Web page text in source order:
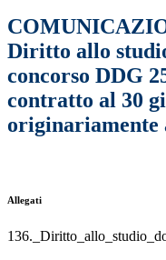
Diritto allo
concorso DDG
contratto al 30
originariamente
Allegati